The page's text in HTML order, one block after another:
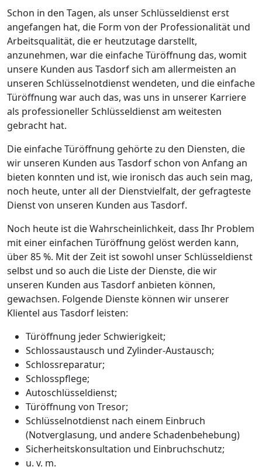
Schon in den Tagen, als unser Schlüsseldienst erst
angefangen hat, die Form von der Professionalität und
Arbeitsqualität, die er heutzutage darstellt,
anzunehmen, war die einfache Türöffnung das, womit
unsere Kunden aus Tasdorf sich am allermeisten an
unseren Schlüsselnotdienst wendeten, und die einfache
Türöffnung war auch das, was uns in unserer Karriere
als professioneller Schlüsseldienst am weitesten
gebracht hat.
Die einfache Türöffnung gehörte zu den Diensten, die
wir unseren Kunden aus Tasdorf schon von Anfang an
bieten konnten und ist, wie ironisch das auch sein mag,
noch heute, unter all der Dienstvielfalt, der gefragteste
Dienst von unseren Kunden aus Tasdorf.
Noch heute ist die Wahrscheinlichkeit, dass Ihr Problem
mit einer einfachen Türöffnung gelöst werden kann,
über 85 %. Mit der Zeit ist sowohl unser Schlüsseldienst
selbst und so auch die Liste der Dienste, die wir
unseren Kunden aus Tasdorf anbieten können,
gewachsen. Folgende Dienste können wir unserer
Klientel aus Tasdorf leisten:
Türöffnung jeder Schwierigkeit;
Schlossaustausch und Zylinder-Austausch;
Schlossreparatur;
Schlosspflege;
Autoschlüsseldienst;
Türöffnung von Tresor;
Schlüsselnotdienst nach einem Einbruch
(Notverglasung, und andere Schadenbehebung)
Sicherheitskonsultation und Einbruchschutz;
u. v. m.